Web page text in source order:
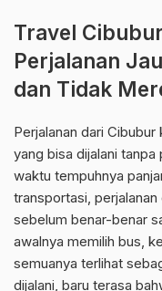
Travel
Perjalanan
dan Tidak
Perjalanan dari
yang bisa dijalani
waktu tempuhnya
transportasi,
sebelum benar-benar
awalnya memilih bus,
semuanya terlihat
dijalani, baru terasa